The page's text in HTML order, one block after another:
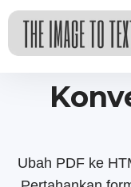
Ubah PDF ke